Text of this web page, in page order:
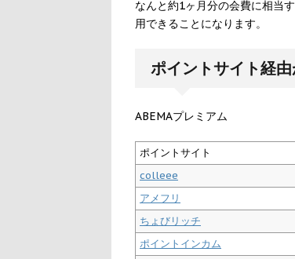
なんと約1ヶ月分の会費に相当
用できることになります。
ポイントサイト経
ABEMAプレミアム
ポイントサイト
colleee
アメフリ
ちょびリッチ
ポイントインカム